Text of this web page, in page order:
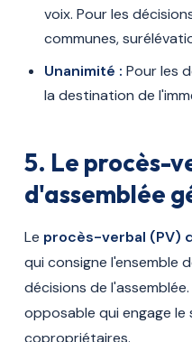
voix. Pour les
communes,
Unanimité : Pour les
la destination de
5. Le procès-
d'assemblée
Le procès-verbal (PV)
qui consigne l'ensemble
décisions de
opposable qui engage
copropriétaires.